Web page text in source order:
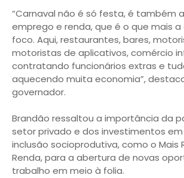
“Carnaval não é só festa, é também
emprego e renda, que é o que mais
foco. Aqui, restaurantes, bares,
motoristas de aplicativos, comércio
contratando funcionários extras e
aquecendo muita economia”,
governador.
Brandão ressaltou a importância da
setor privado e dos investimentos
inclusão socioprodutiva, como o Mais
Renda, para a abertura de novas
trabalho em meio à folia.